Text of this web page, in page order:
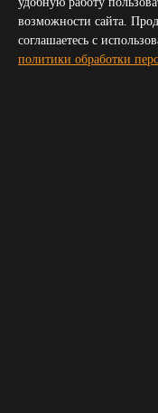
Симферополь
Волгоград
Пятигорск
Сочи
возможности сайта.
соглашаетесь с
политики обработки